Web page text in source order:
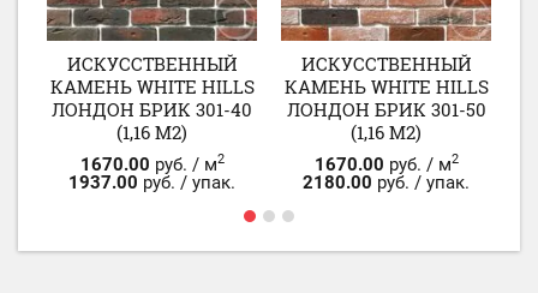
ИСКУССТВЕННЫЙ
КАМЕНЬ WHITE HILLS
ЛОНДОН БРИК 301-40
(1,16 М2)
1670.00 руб. / м2
1937.00 руб. / упак.
ИСКУССТВЕННЫЙ
КАМЕНЬ WHITE HILLS
ЛОНДОН БРИК 301-50
(1,16 М2)
1670.00 руб. / м2
2180.00 руб. / упак.